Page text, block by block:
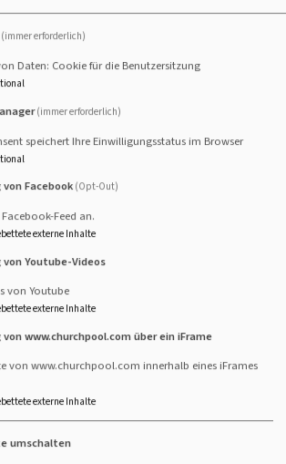
die Menschen Abendmahl.
Erzählung:
Jerusalem.
Freunden und Freundinnen ein Fest.
seinem Tod.
nimmt Jesus das Brot.
seinen Freunden und Freundinnen.
Leben.
satt.
und eure Seele.
(immer erforderlich)
Daten: Cookie für die Benutzersitzung
(immer erforderlich)
speichert Ihre Einwilligungsstatus im Browser
Facebook (Opt-Out)
Feed an.
externe Inhalte
von Youtube-Videos
von Youtube
externe Inhalte
von www.churchpool.com über ein iFrame
von www.churchpool.com innerhalb eines iFrames
externe Inhalte
umschalten